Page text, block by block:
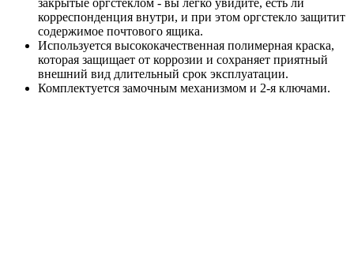
закрытые оргстеклом - вы легко увидите, есть ли
корреспонденция внутри, и при этом оргстекло защитит
содержимое почтового ящика.
Используется высококачественная полимерная краска,
которая защищает от коррозии и сохраняет приятный
внешний вид длительный срок эксплуатации.
Комплектуется замочным механизмом и 2-я ключами.